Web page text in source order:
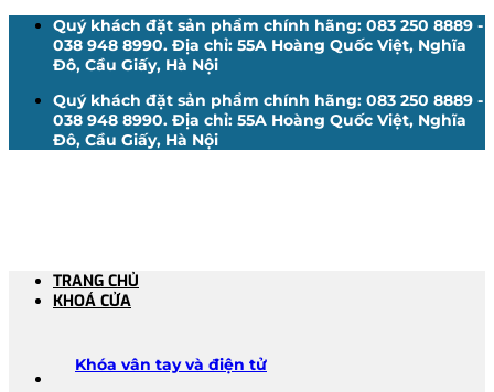
Quý khách đặt sản phẩm chính hãng: 083 250 8889 -
038 948 8990. Địa chỉ: 55A Hoàng Quốc Việt, Nghĩa
Đô, Cầu Giấy, Hà Nội
Quý khách đặt sản phẩm chính hãng: 083 250 8889 -
038 948 8990. Địa chỉ: 55A Hoàng Quốc Việt, Nghĩa
Đô, Cầu Giấy, Hà Nội
TRANG CHỦ
KHOÁ CỬA
Khóa vân tay và điện tử